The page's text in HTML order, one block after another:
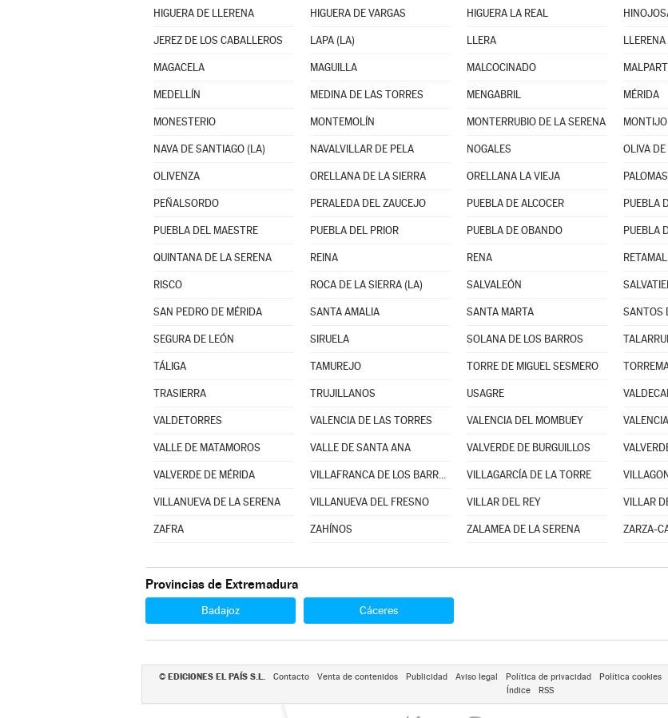
HIGUERA DE LLERENA HIGUERA DE VARGAS HIGUERA LA REAL
JEREZ DE LOS CABALLEROS LAPA (LA) LLERA LLERENA
MAGACELA MAGUILLA MALCOCINADO
MEDELLÍN MEDINA DE LAS TORRES MENGABRIL MÉRIDA
MONESTERIO MONTEMOLÍN MONTERRUBIO DE LA SERENA MONTIJO
NAVA DE SANTIAGO (LA) NAVALVILLAR DE PELA NOGALES OLIVA
OLIVENZA ORELLANA DE LA SIERRA ORELLANA LA VIEJA PALOMAS
PEÑALSORDO PERALEDA DEL ZAUCEJO PUEBLA DE ALCOCER PUEBLA
PUEBLA DEL MAESTRE PUEBLA DEL PRIOR PUEBLA DE OBANDO PUEBLA
QUINTANA DE LA SERENA REINA RENA
RISCO ROCA DE LA SIERRA (LA) SALVALEÓN
SAN PEDRO DE MÉRIDA SANTA AMALIA SANTA MARTA SANTOS
SEGURA DE LEÓN SIRUELA SOLANA DE LOS BARROS
TÁLIGA TAMUREJO TORRE DE MIGUEL SESMERO
TRASIERRA TRUJILLANOS USAGRE
VALDETORRES VALENCIA DE LAS TORRES VALENCIA DEL MOMBUEY
VALLE DE MATAMOROS VALLE DE SANTA ANA VALVERDE DE BURGUILLOS
VALVERDE DE MÉRIDA VILLAFRANCA DE LOS BARROS VILLAGARCÍA DE LA TORRE
VILLANUEVA DE LA SERENA VILLANUEVA DEL FRESNO VILLAR DEL REY VILLAR
ZAFRA ZAHÍNOS ZALAMEA DE LA SERENA ZARZA-
Provincias de Extremadura
Badajoz Cáceres
© EDICIONES EL PAÍS S.L. Contacto Venta de contenidos Publicidad Aviso legal Política de privacidad Política cookies
Índice
RSS